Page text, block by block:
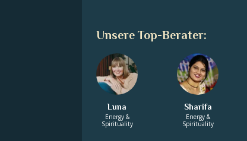
Unsere Top-Berater:
Luna
Energy &
Spirituality
Sharifa
Energy &
Spirituality